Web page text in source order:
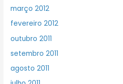
março 2012
fevereiro 2012
outubro 2011
setembro 2011
agosto 2011